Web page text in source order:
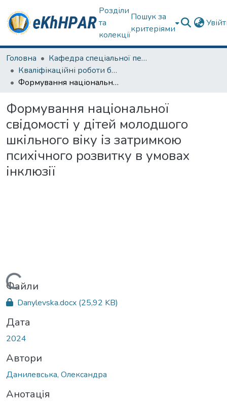
Розділи
та
колекції
Пошук за
критеріями
Головна
Кафедра спеціальної педагогіки і психології та інклюзивної освіти
Кваліфікаційні роботи бакалаврів
Формування національної свідомості у дітей молодшого шкільного віку із затримкою психічного розвитку в умовах інклюзії
Формування національної
свідомості у дітей молодшого
шкільного віку із затримкою
психічного розвитку в умовах
інклюзії
Вантажиться...
Файли
Danylevska.docx (25,92 KB)
Дата
2024
Автори
Данилевська, Олександра
Анотація